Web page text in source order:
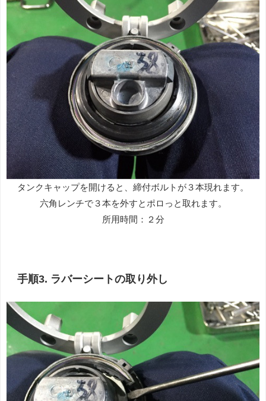
タンクキャップを開けると、締付ボルトが３本現れます。
六角レンチで３本を外すとポロっと取れます。
所用時間：２分
手順3. ラバーシートの取り外し